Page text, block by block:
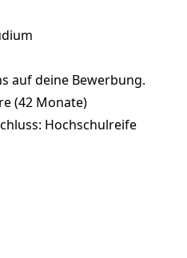
auf deine Bewerbung.
(42 Monate)
Hochschulreife